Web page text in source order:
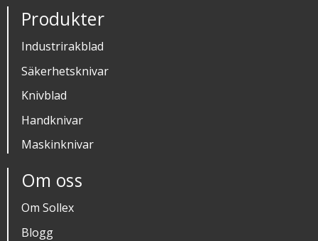
Produkter
Industrirakblad
Säkerhetsknivar
Knivblad
Handknivar
Maskinknivar
Om oss
Om Sollex
Blogg